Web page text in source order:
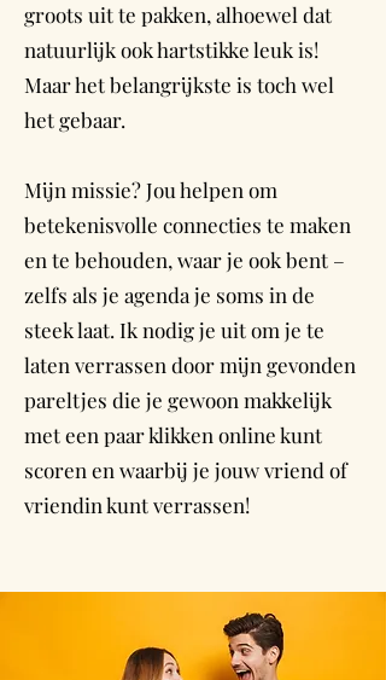
groots uit te pakken, alhoewel dat
natuurlijk ook hartstikke leuk is!
Maar het belangrijkste is toch wel
het gebaar.
Mijn missie? Jou helpen om
betekenisvolle connecties te maken
en te behouden, waar je ook bent –
zelfs als je agenda je soms in de
steek laat. Ik nodig je uit om je te
laten verrassen door mijn gevonden
pareltjes die je gewoon makkelijk
met een paar klikken online kunt
scoren en waarbij je jouw vriend of
vriendin kunt verrassen!